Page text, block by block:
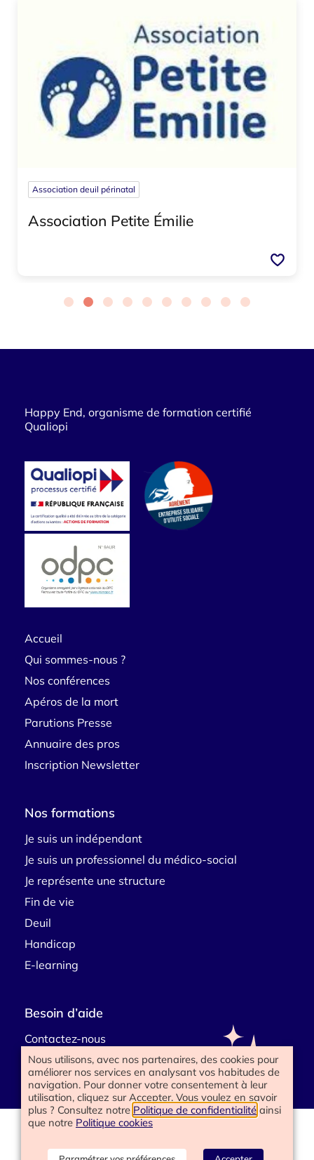
Association deuil périnatal
Association Petite Émilie
Happy End, organisme de formation certifié
Qualiopi
Accueil
Qui sommes-nous ?
Nos conférences
Apéros de la mort
Parutions Presse
Annuaire des pros
Inscription Newsletter
Nos formations
Je suis un indépendant
Je suis un professionnel du médico-social
Je représente une structure
Fin de vie
Deuil
Handicap
E-learning
Besoin d’aide
Contactez-nous
www.happyend.life 2025
Politique de confidentialité
Mentions légales
Nous utilisons, avec nos partenaires, des cookies pour
améliorer nos services en analysant vos habitudes de
navigation. Pour donner votre consentement à leur
utilisation, cliquez sur Accepter. Vous voulez en savoir
plus ? Consultez notre Politique de confidentialité ainsi
que notre Politique cookies